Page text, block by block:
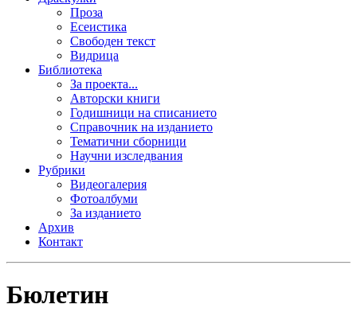
Проза
Есеистика
Свободен текст
Видрица
Библиотека
За проекта...
Авторски книги
Годишници на списанието
Справочник на изданието
Тематични сборници
Научни изследвания
Рубрики
Видеогалерия
Фотоалбуми
За изданието
Архив
Контакт
Бюлетин